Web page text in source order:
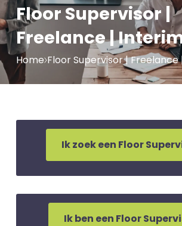
Floor Supervisor |
Freelance | Interim
Home Floor Supervisor | Freelance
Ik zoek een Floor
Ik ben een Floor